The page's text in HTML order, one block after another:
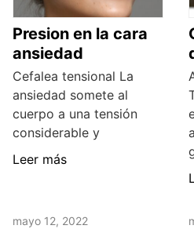
Presion en la cara
ansiedad
Cefalea tensional La
ansiedad somete al
cuerpo a una tensión
considerable y
Leer más
mayo 12, 2022